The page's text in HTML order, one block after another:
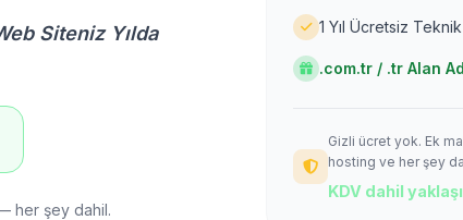
Siteniz Yılda
her şey dahil.
1 Yıl Ücretsiz
.com.tr / .tr Alan
Gizli ücret yok. Ek
hosting ve her şey
KDV dahil